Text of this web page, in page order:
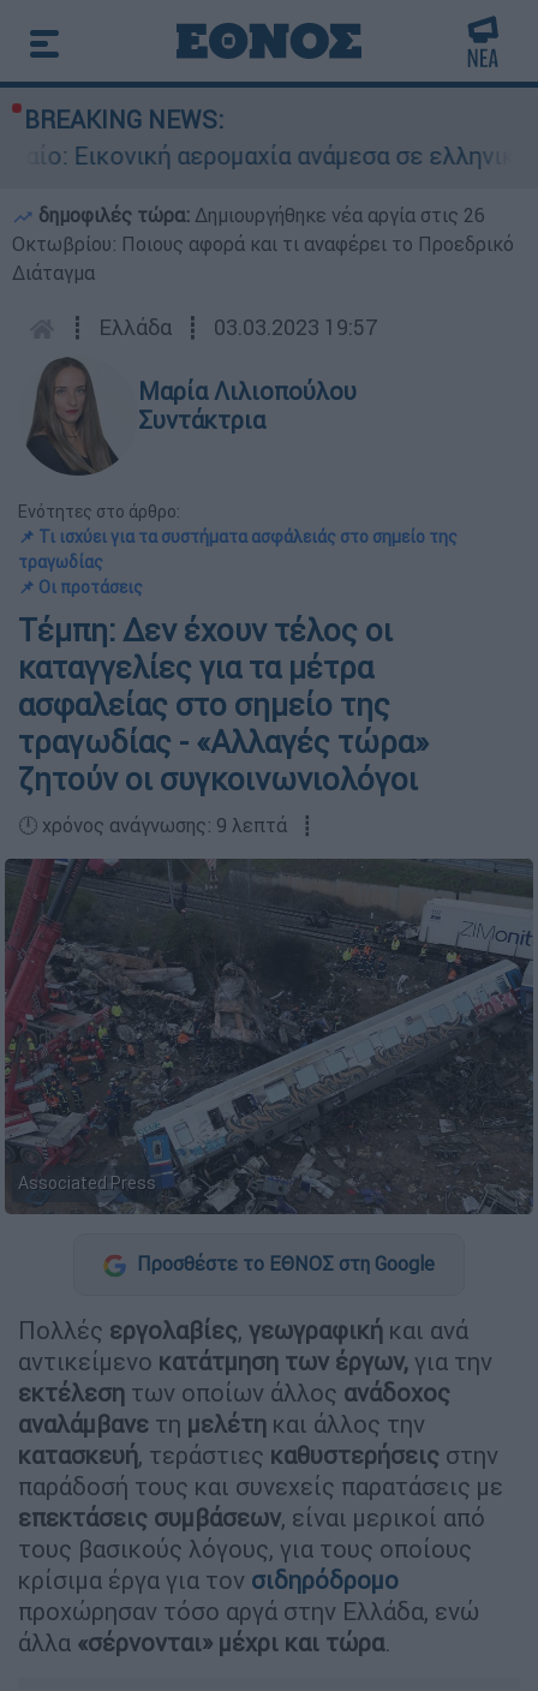
BREAKING NEWS:
αερομαχία ανάμεσα σε ελληνικά και
δημοφιλές τώρα: Δημιουργήθηκε νέα αργία στις 26
Οκτωβρίου: Ποιους αφορά και τι αναφέρει το Προεδρικό
Διάταγμα
┋ Ελλάδα ┋ 03.03.2023 19:57
Μαρία Λιλιοπούλου
Συντάκτρια
Ενότητες στο άρθρο:
📌 Τι ισχύει για τα συστήματα ασφάλειάς στο σημείο της
τραγωδίας
📌 Οι προτάσεις
Τέμπη: Δεν έχουν τέλος οι
καταγγελίες για τα μέτρα
ασφαλείας στο σημείο της
τραγωδίας - «Αλλαγές τώρα»
ζητούν οι συγκοινωνιολόγοι
🕛 χρόνος ανάγνωσης: 9 λεπτά ┋
Associated Press
Προσθέστε το ΕΘΝΟΣ στη Google
Πολλές εργολαβίες, γεωγραφική και ανά
αντικείμενο κατάτμηση των έργων, για την
εκτέλεση των οποίων άλλος ανάδοχος
αναλάμβανε τη μελέτη και άλλος την
κατασκευή, τεράστιες καθυστερήσεις στην
παράδοσή τους και συνεχείς παρατάσεις με
επεκτάσεις συμβάσεων, είναι μερικοί από
τους βασικούς λόγους, για τους οποίους
κρίσιμα έργα για τον σιδηρόδρομο
προχώρησαν τόσο αργά στην Ελλάδα, ενώ
άλλα «σέρνονται» μέχρι και τώρα.